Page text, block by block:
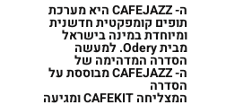
ה-CAFEJAZZהיא מערכת
תופים קומפקטית חדשנית
ומיוחדת במינה בישראל
מבית Odery. למעשה
הסדרה המדהימה של
ה-CAFEJAZZמבוססת על
הסדרה
המצליחהCAFEKITומגיעה